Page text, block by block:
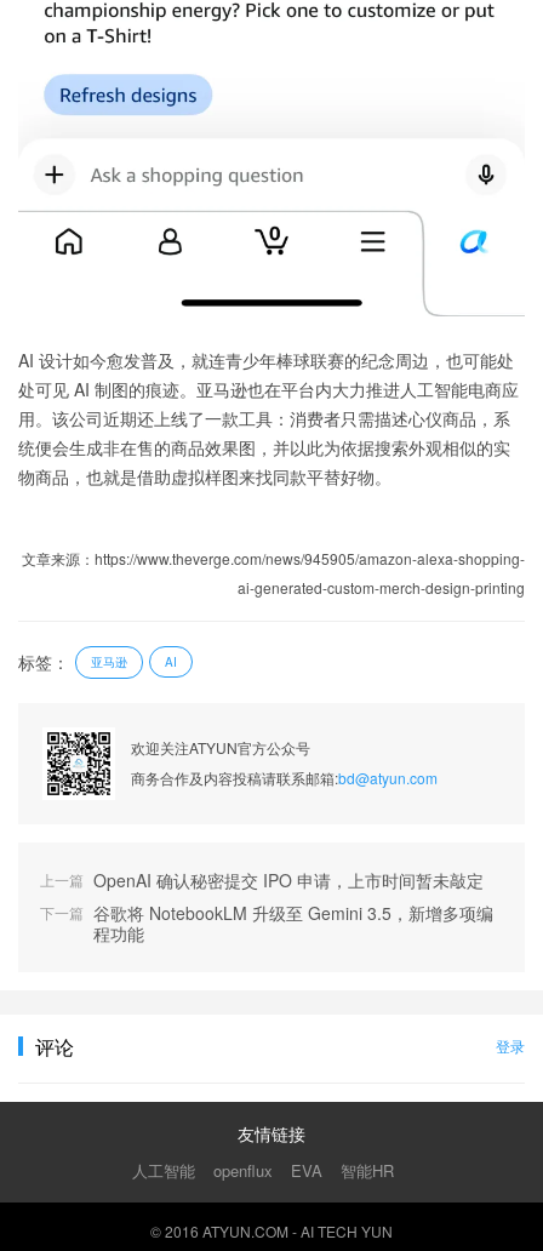
AI 设计如今愈发普及，就连青少年棒球联赛的纪念周边，也可能处
处可见 AI 制图的痕迹。亚马逊也在平台内大力推进人工智能电商应
用。该公司近期还上线了一款工具：消费者只需描述心仪商品，系
统便会生成非在售的商品效果图，并以此为依据搜索外观相似的实
物商品，也就是借助虚拟样图来找同款平替好物。
文章来源：https://www.theverge.com/news/945905/amazon-alexa-shopping-
ai-generated-custom-merch-design-printing
标签： 亚马逊 AI
欢迎关注ATYUN官方公众号
商务合作及内容投稿请联系邮箱:bd@atyun.com
上一篇 OpenAI 确认秘密提交 IPO 申请，上市时间暂未敲定
下一篇 谷歌将 NotebookLM 升级至 Gemini 3.5，新增多项编
程功能
评论 登录
友情链接
人工智能 openflux EVA 智能HR
© 2016 ATYUN.COM - AI TECH YUN